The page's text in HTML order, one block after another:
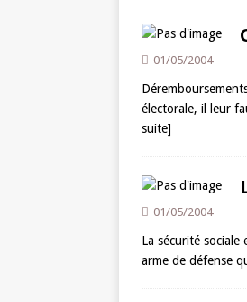
01/05/2004
électorale, il leur
suite]
01/05/2004
La sécurité
arme de défense